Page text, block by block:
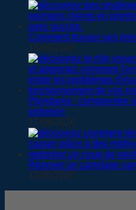
Comment trouver ses
18/06/2026
Plomberie : comprendre
entretien
17/06/2026
Rénover un carrelage
13/05/2026